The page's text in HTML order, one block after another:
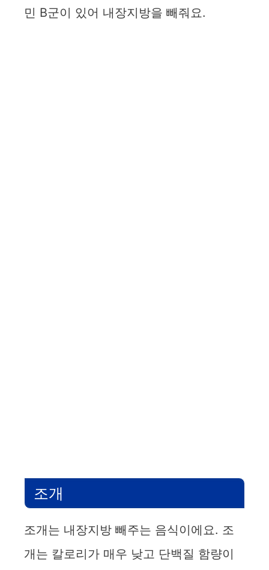
민 B군이 있어 내장지방을 빼줘요.
조개
조개는 내장지방 빼주는 음식이에요. 조
개는 칼로리가 매우 낮고 단백질 함량이